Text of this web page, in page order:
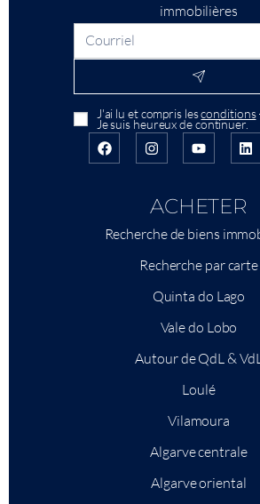
immobilières
J'ai lu et compris lesconditions
Je suis heureux de continuer.
ACHETER
Recherche de biens
Recherche par carte
Quinta do Lago
Vale do Lobo
Autour de QdL &
Loulé
Vilamoura
Algarve centrale
Algarve oriental